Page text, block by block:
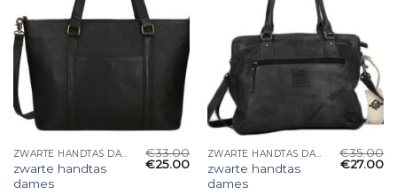
zwarte handtas
dames
€33.00
€25.00
zwarte handtas
dames
€35.00
€27.00